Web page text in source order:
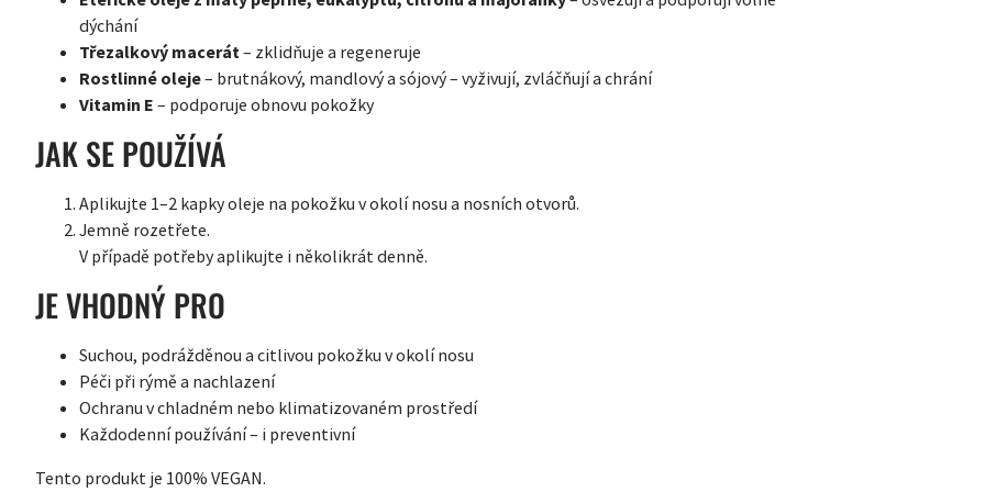
dýchání
Třezalkový macerát – zklidňuje a regeneruje
Rostlinné oleje– brutnákový, mandlový a sójový – vyživují, zvláčňují a chrání
Vitamin E – podporuje obnovu pokožky
JAK SE POUŽÍVÁ
Aplikujte 1–2 kapky oleje na pokožku v okolí nosu a nosních otvorů.
Jemně rozetřete.
V případě potřeby aplikujte i několikrát denně.
JE VHODNÝ PRO
Suchou, podrážděnou a citlivou pokožku v okolí nosu
Péči při rýmě a nachlazení
Ochranu v chladném nebo klimatizovaném prostředí
Každodenní používání – i preventivní
Tento produkt je 100% VEGAN.